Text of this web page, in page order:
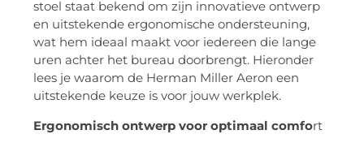
stoel staat bekend om zijn innovatieve ontwerp
en uitstekende ergonomische ondersteuning,
wat hem ideaal maakt voor iedereen die lange
uren achter het bureau doorbrengt. Hieronder
lees je waarom de Herman Miller Aeron een
uitstekende keuze is voor jouw werkplek.
Ergonomisch ontwerp voor optimaal comfort